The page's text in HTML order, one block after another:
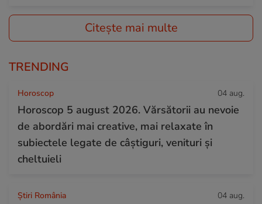
Citește mai multe
TRENDING
Horoscop 04 aug.
Horoscop 5 august 2026. Vărsătorii au nevoie
de abordări mai creative, mai relaxate în
subiectele legate de câștiguri, venituri și
cheltuieli
Știri România 04 aug.